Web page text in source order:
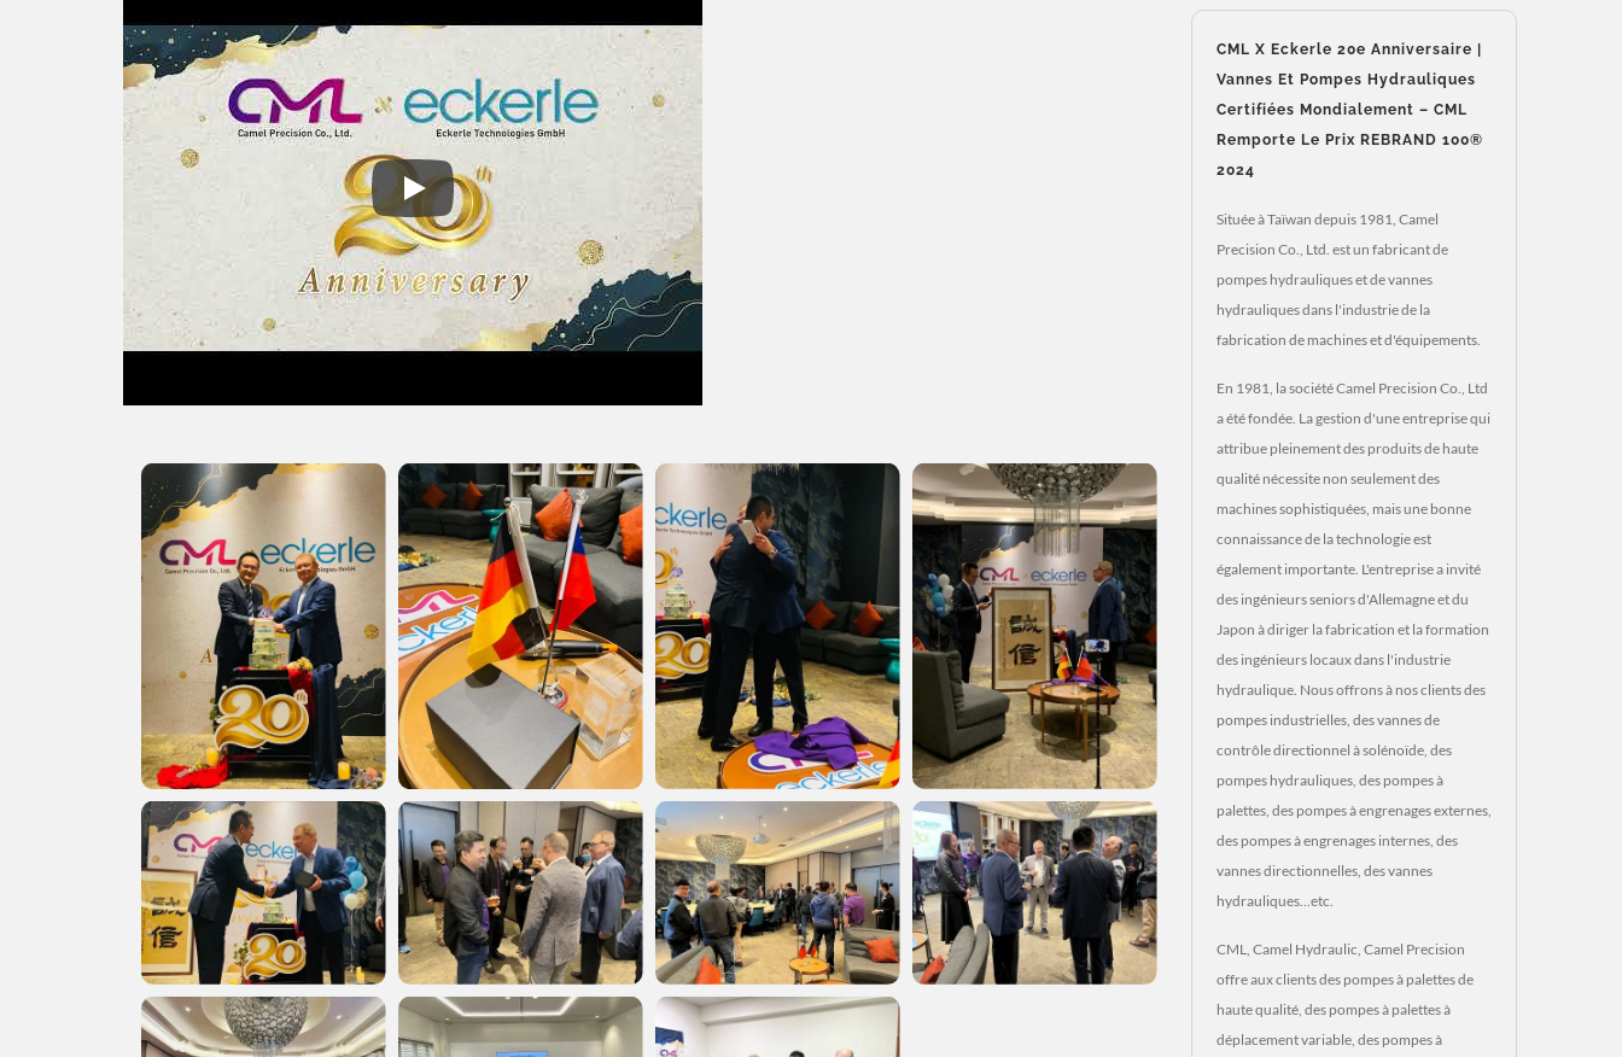
CML X Eckerle 20e Anniversaire
CML X Eckerle 20e Anniversaire |
Vannes Et Pompes Hydrauliques
Certifiées Mondialement – CML
Remporte Le Prix REBRAND 100®
2024
Située à Taïwan depuis 1981, Camel
Precision Co., Ltd. est un fabricant de
pompes hydrauliques et de vannes
hydrauliques dans l'industrie de la
fabrication de machines et d'équipements.
En 1981, la société Camel Precision Co., Ltd
a été fondée. La gestion d'une entreprise qui
attribue pleinement des produits de haute
qualité nécessite non seulement des
machines sophistiquées, mais une bonne
connaissance de la technologie est
également importante. L'entreprise a invité
des ingénieurs seniors d'Allemagne et du
Japon à diriger la fabrication et la formation
des ingénieurs locaux dans l'industrie
hydraulique. Nous offrons à nos clients des
pompes industrielles, des vannes de
contrôle directionnel à solénoïde, des
pompes hydrauliques, des pompes à
palettes, des pompes à engrenages externes,
des pompes à engrenages internes, des
vannes directionnelles, des vannes
hydrauliques...etc.
CML, Camel Hydraulic, Camel Precision
offre aux clients des pompes à palettes de
haute qualité, des pompes à palettes à
déplacement variable, des pompes à